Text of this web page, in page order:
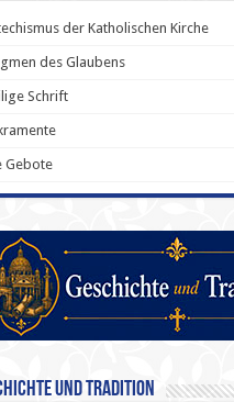
der Katholischen Kirche
des Glaubens
Schrift
Gebote
und Tradition